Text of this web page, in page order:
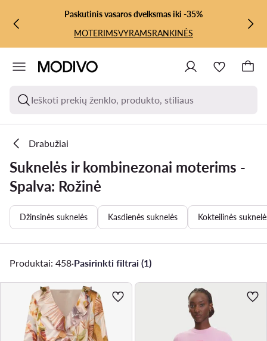
PEREITI PRIE PAGRINDINIO TURINIO
PEREITI Į PAIEŠKĄPaskutinis vasaros dvelksmas iki -35%
MOTERIMSVYRAMSRANKINĖS
Ieškoti prekių ženklo, produkto, stiliaus
Drabužiai
Suknelės ir kombinezonai moterims -
Spalva: Rožinė
Džinsinės suknelės Kasdienės suknelės Kokteilinės
Produktai: 458·Pasirinkti filtrai (1)